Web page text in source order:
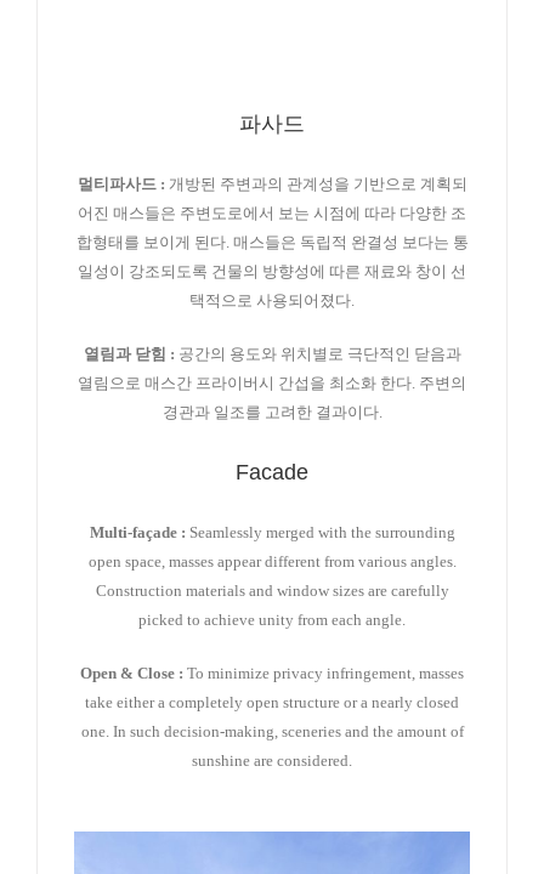
파사드
멀티파사드 : 개방된 주변과의 관계성을 기반으로 계획되
어진 매스들은 주변도로에서 보는 시점에 따라 다양한 조
합형태를 보이게 된다. 매스들은 독립적 완결성 보다는 통
일성이 강조되도록 건물의 방향성에 따른 재료와 창이 선
택적으로 사용되어졌다.
열림과 닫힘 : 공간의 용도와 위치별로 극단적인 닫음과
열림으로 매스간 프라이버시 간섭을 최소화 한다. 주변의
경관과 일조를 고려한 결과이다.
Facade
Multi-façade : Seamlessly merged with the surrounding
open space, masses appear different from various angles.
Construction materials and window sizes are carefully
picked to achieve unity from each angle.
Open & Close : To minimize privacy infringement, masses
take either a completely open structure or a nearly closed
one. In such decision-making, sceneries and the amount of
sunshine are considered.